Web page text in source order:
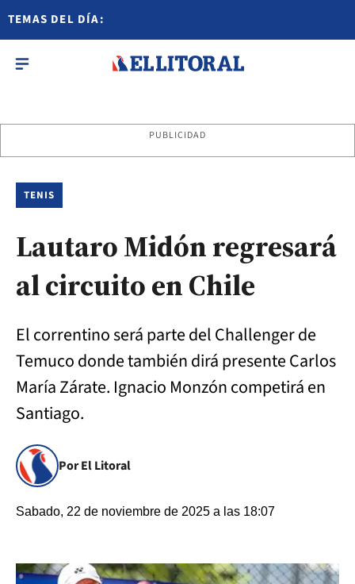
TEMAS DEL DÍA:
PUBLICIDAD
TENIS
Lautaro Midón regresará
al circuito en Chile
El correntino será parte del Challenger de
Temuco donde también dirá presente Carlos
María Zárate. Ignacio Monzón competirá en
Santiago.
Por El Litoral
Sabado, 22 de noviembre de 2025 a las 18:07